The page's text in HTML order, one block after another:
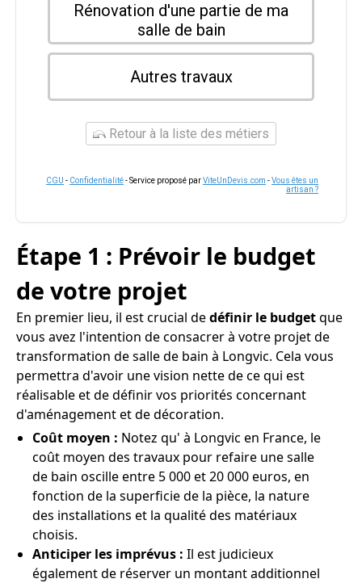
Rénovation d'une partie de ma
salle de bain
Autres travaux
Retour à la liste des métiers
CGU - Confidentialité- Service proposé parViteUnDevis.com -Vous êtes un
artisan ?
Étape 1 : Prévoir le budget
de votre projet
En premier lieu, il est crucial dedéfinir le budgetque
vous avez l'intention de consacrer à votre projet de
transformation de salle de bain à Longvic. Cela vous
permettra d'avoir une vision nette de ce qui est
réalisable et de définir vos priorités concernant
d'aménagement et de décoration.
Coût moyen : Notez qu' à Longvic en France, le
coût moyen des travaux pour refaire une salle
de bain oscille entre 5 000 et 20 000 euros, en
fonction de la superficie de la pièce, la nature
des installations et la qualité des matériaux
choisis.
Anticiper les imprévus : Il est judicieux
également de réserver un montant additionnel